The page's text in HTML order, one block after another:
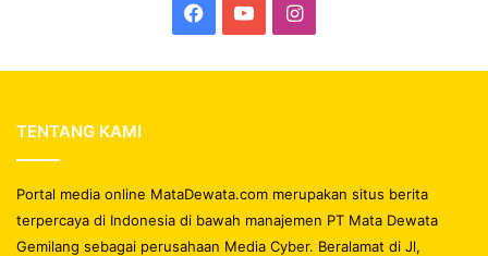
Facebook
YouTubeInstagram
TENTANG KAMI
Portal media online MataDewata.com merupakan situs berita
terpercaya di Indonesia di bawah manajemen PT Mata Dewata
Gemilang sebagai perusahaan Media Cyber. Beralamat di Jl,